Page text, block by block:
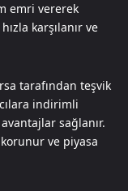
emri vererek
karşılanır ve
tarafından teşvik
indirimli
sağlanır.
ve piyasa